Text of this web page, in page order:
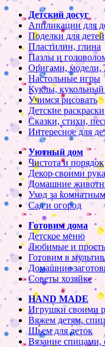
Детский досуг
Аппликации для
Поделки для детей
Пластилин, глина
Пазлы и
Оригами, модели,
Настольные игры
Куклы, кукольный
Учимся рисовать
Детские раскраски
Сказки, стихи,
Интересное для
Уютный дом
Чистота и порядок
Декор своими
Домашние
Уход за
Сад и огород
Готовим дома
Детское меню
Любимые и
Готовим в
Домашние
Советы хозяйке
HAND MADE
Игрушки своими
Вяжем детям,
Шьем для деток
Вязание спицами,